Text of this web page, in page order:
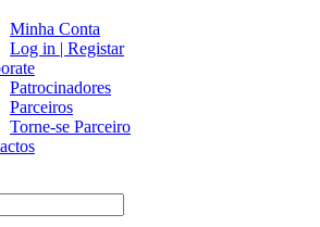
Minha Conta
Log in | Registar
Patrocinadores
Parceiros
Torne-se Parceiro